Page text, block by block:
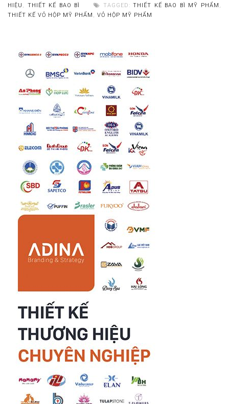
HIỆU , THIẾT KẾ BAO BÌ TAGGED:THIẾT KẾ BAO BÌ MỸ PHẨM ,
THIẾT KẾ VỎ HỘP MỸ PHẨM , VỎ HỘP MỸ PHẨM